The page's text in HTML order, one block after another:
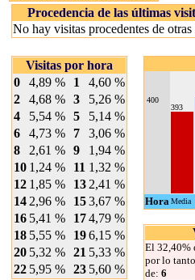
Procedencia de las últimas
No hay visitas procedentes de otras
Visitas por hora
0
4,89 % 1
4,60 %
2
4,68 % 3
5,26 %
4
5,54 % 5
5,14 %
6
4,73 % 7
3,06 %
8
2,61 % 9
1,94 %
10 1,24 % 11 1,32 %
12 1,85 % 13 2,41 %
14 2,96 % 153,67 %
16 5,41 % 174,79 %
18 5,55 % 196,15 %
20 5,32 % 21 5,33 %
22 5,95 % 23 5,60 %
400
393
HoraMedia
El 32,40%
por lo
de: 6